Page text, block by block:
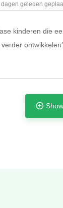
dagen geleden
kinderen die